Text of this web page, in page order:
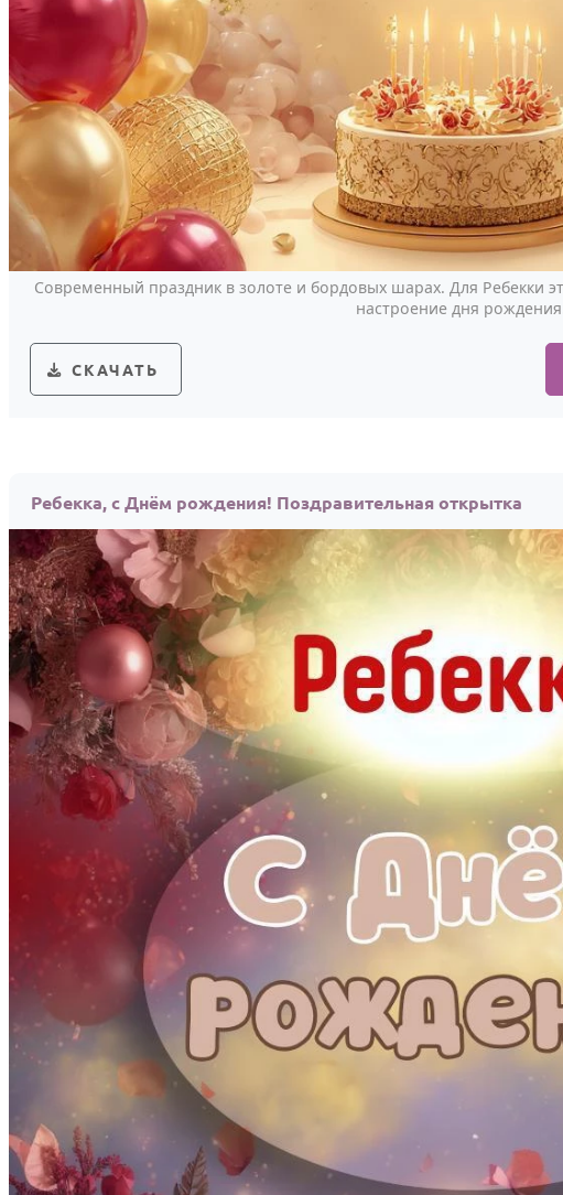
Современный праздник в золоте и бордовых шарах. Для Ребекки
настроение дня
СКАЧАТЬ
Ребекка, с Днём рождения! Поздравительная открытка